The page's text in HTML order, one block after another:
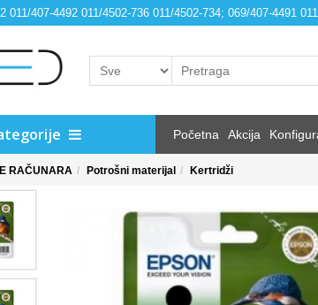
011/407-4492 011/4502-736 011/4502-734; 069/407-4491
Početna Akcija
RAČUNARA Potrošni materijal Kertridži